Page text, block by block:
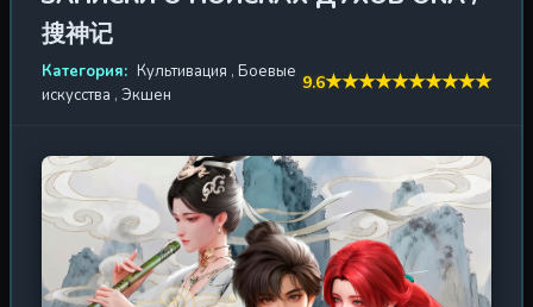
Тяньу, юноша, носящий то же имя — Цинь Чэнь, —
оказывается на грани гибели от рук собственных
родственников. Преследуемый и униженный, он
наследует не только имя, но и волю, память и
божественные техники величайшего воина прошлого.
мир, полный интриг и опасностей. Его мать, некогда
уважаемая принцесса, теперь презираема в
собственном доме. Его дед, легендарный Военный Бог
королевства Даци, бессилен перед дворцовыми
заговорами. Юноша решает не просто выжить, а
восстановить справедливость и защитить тех, кто ему
搜神记
Категория: Культивация , Боевые
искусства , Экшен
9.6★★★★★★★★★★